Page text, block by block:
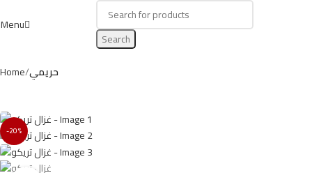
Menu
Search
Home حريمي
-20%